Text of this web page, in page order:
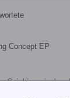
Concept EP
Quickie
also Deinen